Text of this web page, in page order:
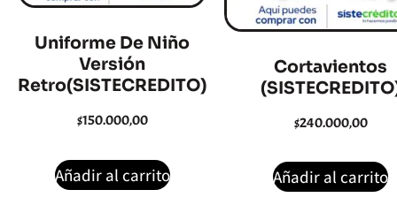
Uniforme De Niño
Versión
Retro(SISTECREDITO)
$150.000,00
Añadir al carrito
Cortavientos
$240.000,00
Añadir al carrito